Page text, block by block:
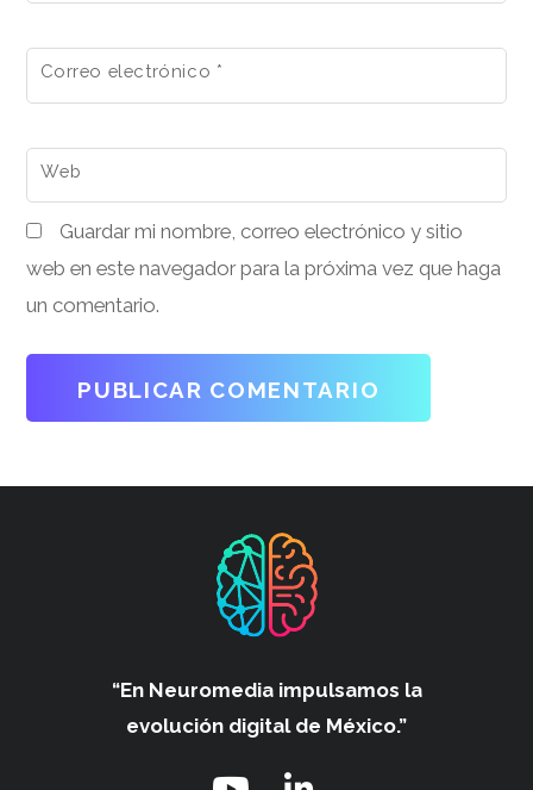
Correo electrónico *
Web
Guardar mi nombre, correo electrónico y sitio
web en este navegador para la próxima vez que haga
un comentario.
“En Neuromedia impulsamos la
evolución digital de México.”